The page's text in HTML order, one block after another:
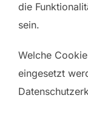
die
sein.
Welche
eingesetzt